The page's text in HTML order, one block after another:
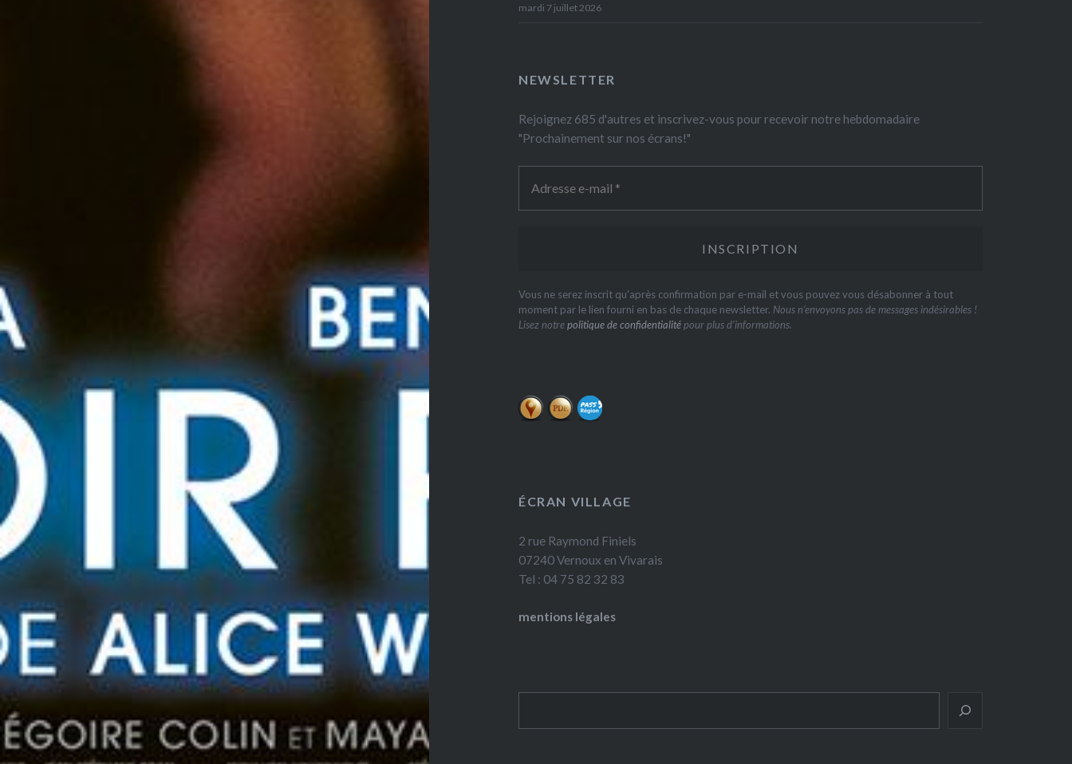
mardi 7 juillet 2026
NEWSLETTER
Rejoignez 685 d'autres et inscrivez-vous pour recevoir notre hebdomadaire
"Prochainement sur nos écrans!"
Vous ne serez inscrit qu'après confirmation par e-mail et vous pouvez vous désabonner à tout
moment par le lien fourni en bas de chaque newsletter. Nous n’envoyons pas de messages indésirables !
Lisez notrepolitique de confidentialitépour plus d’informations.
ÉCRAN VILLAGE
2 rue Raymond Finiels
07240 Vernoux en Vivarais
Tel : 04 75 82 32 83
mentions légales